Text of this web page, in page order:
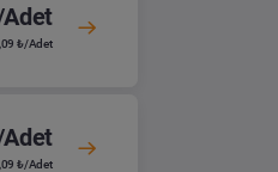
₺/Adet
₺/Adet